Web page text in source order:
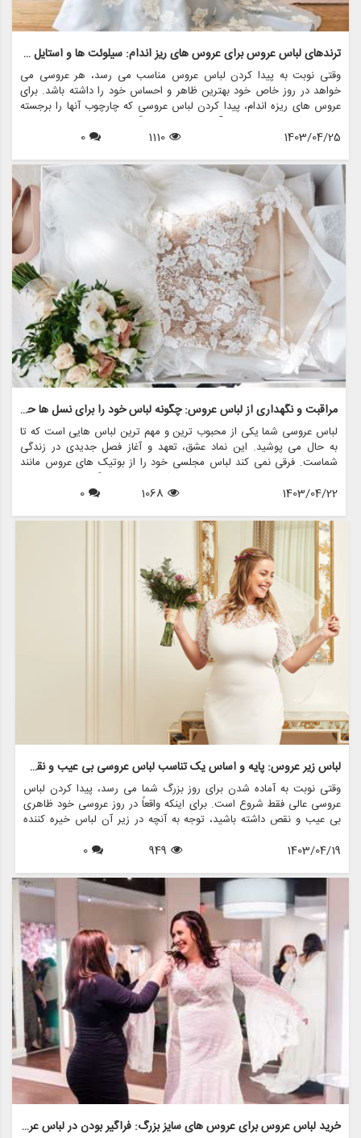
ترندهای لباس عروس برای عروس های ریز اندام: سیلوئت ها و استایل های جذاب
وقتی نوبت به پیدا کردن لباس عروس مناسب می رسد، هر عروسی می
خواهد در روز خاص خود بهترین ظاهر و احساس خود را داشته باشد. برای
عروس های ریزه اندام، پیدا کردن لباس عروسی که چارچوب آنها را برجسته
کند و سبک منحصر به فرد آنها را به نمایش بگذارد، می تواند کمی چالش
برانگیز باشد. با این حال، با دانش و راهنمایی صحیح، عروس های ریزه اندام
خود احساس یک شاهزاده خانم را به آنها بدهد.
1403/04/25
1110
0
مراقبت و نگهداری از لباس عروس: چگونه لباس خود را برای نسل ها حفظ کنید
لباس عروسی شما یکی از محبوب ترین و مهم ترین لباس هایی است که تا
به حال می پوشید. این نماد عشق، تعهد و آغاز فصل جدیدی در زندگی
شماست. فرقی نمی کند لباس مجلسی خود را از بوتیک های عروس مانند
مزون چرخچی خریداری کرده باشید یا یک میراث خانوادگی باشد، مراقبت و
نگهداری مناسب برای اطمینان از طول عمر و حفظ زیبایی آن برای سال های
1403/04/22
1068
0
لباس زیر عروس: پایه و اساس یک تناسب لباس عروسی بی عیب و نقص
وقتی نوبت به آماده شدن برای روز بزرگ شما می رسد، پیدا کردن لباس
عروسی عالی فقط شروع است. برای اینکه واقعاً در روز عروسی خود ظاهری
بی عیب و نقص داشته باشید، توجه به آنچه در زیر آن لباس خیره کننده
تفاوت زیادی در نحوه تناسب لباس شما ایجاد کند و به شما اطمینان دهد که
1403/04/19
949
0
خرید لباس عروس برای عروس های سایز بزرگ: فراگیر بودن در لباس عروس